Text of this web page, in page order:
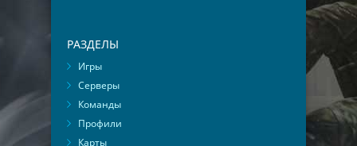
РАЗДЕЛЫ
Игры
Серверы
Команды
Профили
Карты